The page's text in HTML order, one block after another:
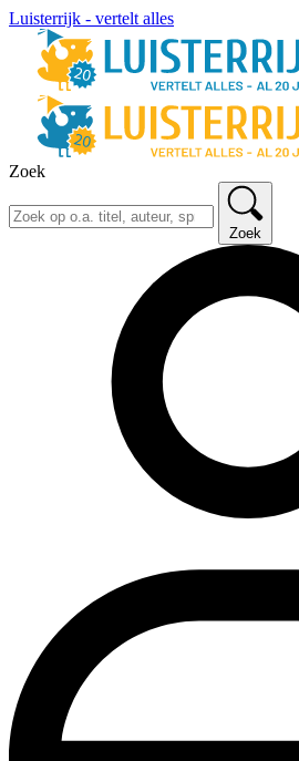
Luisterrijk - vertelt alles
Zoek
Zoek